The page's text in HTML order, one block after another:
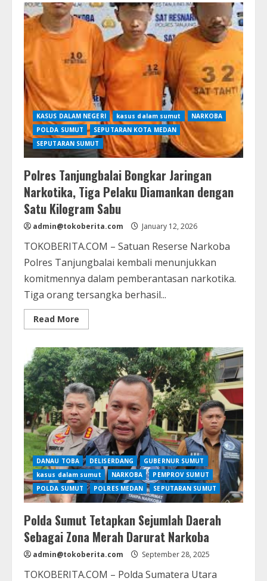
Kota
Medan
Apresiasi
Kinerja
Polrestabes
dalam
100
Hari
Pemberantasan
Narkoba
KASUS DALAM NEGERI kasus dalam sumut
NARKOBA
POLDA SUMUT
SEPUTARAN KOTA MEDAN
SEPUTARAN SUMUT
Polres Tanjungbalai Bongkar Jaringan
Narkotika, Tiga Pelaku Diamankan dengan
Satu Kilogram Sabu
admin@tokoberita.com January 12, 2026
TOKOBERITA.COM – Satuan Reserse Narkoba
Polres Tanjungbalai kembali menunjukkan
komitmennya dalam pemberantasan narkotika.
Tiga orang tersangka berhasil...
Read More
more
Tanjungbalai
Bongkar
Jaringan
Narkotika,
Tiga
Pelaku
Diamankan
dengan
Satu
Kilogram
Sabu
DANAU TOBA DELISERDANG
GUBERNUR SUMUT
kasus dalam sumut
NARKOBA
PEMPROV SUMUT
POLDA SUMUT
POLRES MEDAN SEPUTARAN SUMUT
Polda Sumut Tetapkan Sejumlah Daerah
Sebagai Zona Merah Darurat Narkoba
admin@tokoberita.com September 28, 2025
TOKOBERITA.COM – Polda Sumatera Utara